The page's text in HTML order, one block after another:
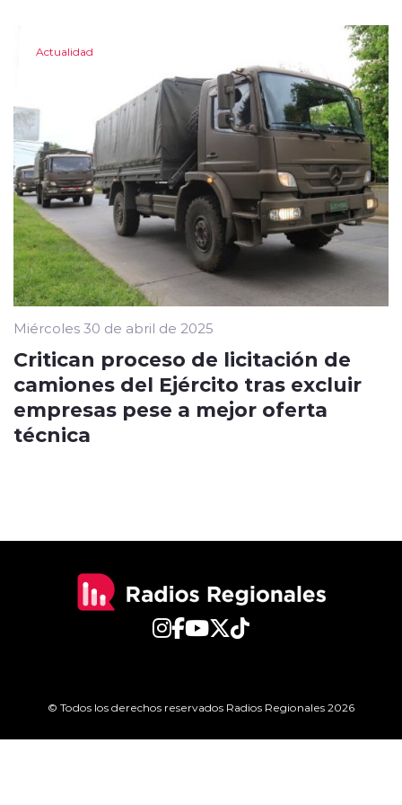
Actualidad
Miércoles 30 de abril de 2025
Critican proceso de licitación de
camiones del Ejército tras excluir
empresas pese a mejor oferta
técnica
© Todos los derechos reservados Radios Regionales 2026